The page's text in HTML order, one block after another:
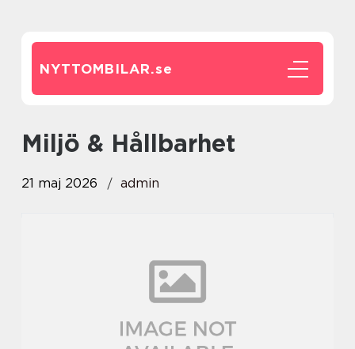
NYTTOMBILAR.se
Miljö & Hållbarhet
21 maj 2026 admin